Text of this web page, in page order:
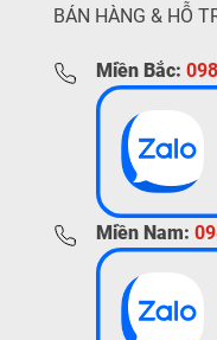
BÁN HÀNG & HỖ
Miền Bắc:
Miền Nam: